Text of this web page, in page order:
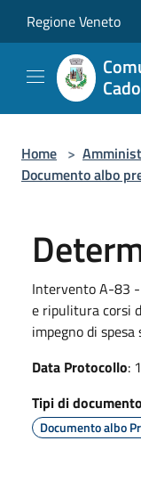
Regione Veneto
Home >
Documento albo
Intervento A-83
e ripulitura corsi
impegno di
Data Protocollo:
Tipi di documento
Documento albo